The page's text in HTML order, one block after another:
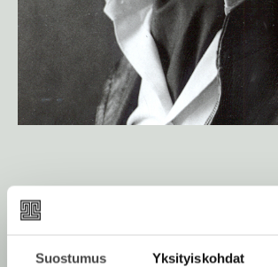
Suostumus Yksityiskohdat